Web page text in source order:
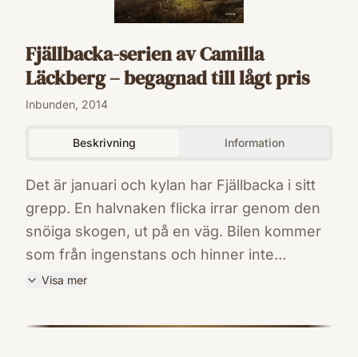
Fjällbacka-serien av Camilla
Läckberg – begagnad till lågt pris
Inbunden, 2014
Beskrivning Information
Det är januari och kylan har Fjällbacka i sitt
grepp. En halvnaken flicka irrar genom den
snöiga skogen, ut på en väg. Bilen kommer
som från ingenstans och hinner inte
väja.När Patrik Hedström och hans kolleger
identifierad. För fyra månader sedan
Visa mer
9789137137780